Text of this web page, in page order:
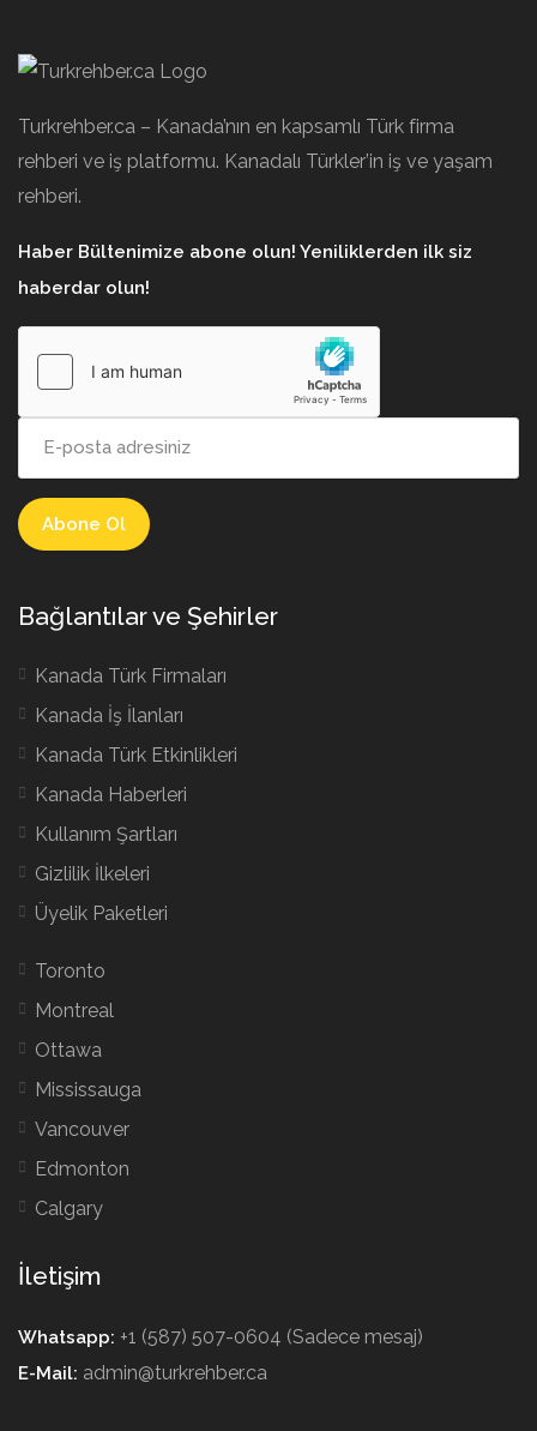
Turkrehber.ca – Kanada’nın en kapsamlı Türk firma
rehberi ve iş platformu. Kanadalı Türkler’in iş ve yaşam
rehberi.
Haber Bültenimize abone olun! Yeniliklerden ilk siz
haberdar olun!
Bağlantılar ve Şehirler
Kanada Türk Firmaları
Kanada İş İlanları
Kanada Türk Etkinlikleri
Kanada Haberleri
Kullanım Şartları
Gizlilik İlkeleri
Üyelik Paketleri
Toronto
Montreal
Ottawa
Mississauga
Vancouver
Edmonton
Calgary
İletişim
Whatsapp: +1 (587) 507-0604 (Sadece mesaj)
E-Mail: admin@turkrehber.ca